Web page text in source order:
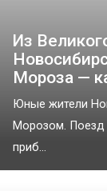
Из
Мороза —
Юные жители
Морозом. Поезд
приб...